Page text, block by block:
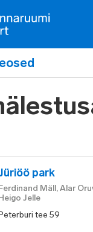
park
Mäll, Alar
Jelle
tee 59